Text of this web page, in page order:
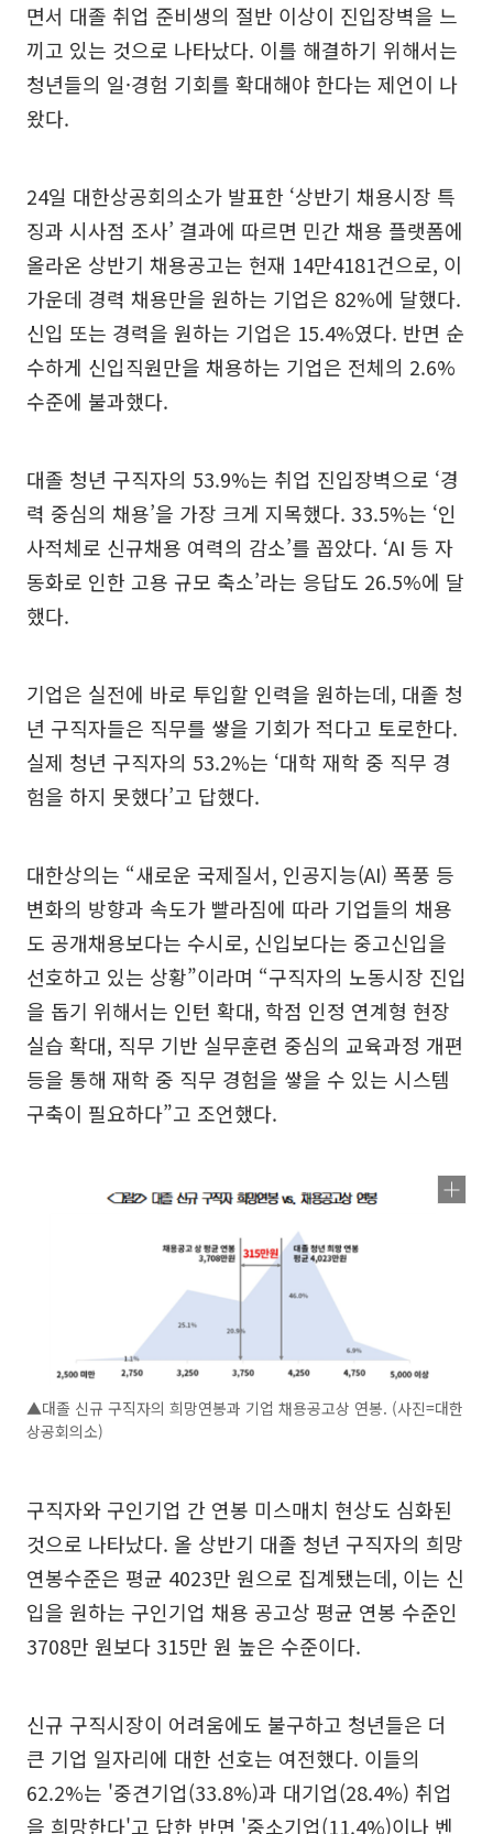
면서 대졸 취업 준비생의 절반 이상이 진입장벽을 느
끼고 있는 것으로 나타났다. 이를 해결하기 위해서는
청년들의 일·경험 기회를 확대해야 한다는 제언이 나
왔다.
24일 대한상공회의소가 발표한 ‘상반기 채용시장 특
징과 시사점 조사’ 결과에 따르면 민간 채용 플랫폼에
올라온 상반기 채용공고는 현재 14만4181건으로, 이
가운데 경력 채용만을 원하는 기업은 82%에 달했다.
신입 또는 경력을 원하는 기업은 15.4%였다. 반면 순
수하게 신입직원만을 채용하는 기업은 전체의 2.6%
수준에 불과했다.
대졸 청년 구직자의 53.9%는 취업 진입장벽으로 ‘경
력 중심의 채용’을 가장 크게 지목했다. 33.5%는 ‘인
사적체로 신규채용 여력의 감소’를 꼽았다. ‘AI 등 자
동화로 인한 고용 규모 축소’라는 응답도 26.5%에 달
했다.
기업은 실전에 바로 투입할 인력을 원하는데, 대졸 청
년 구직자들은 직무를 쌓을 기회가 적다고 토로한다.
실제 청년 구직자의 53.2%는 ‘대학 재학 중 직무 경
험을 하지 못했다’고 답했다.
대한상의는 “새로운 국제질서, 인공지능(AI) 폭풍 등
변화의 방향과 속도가 빨라짐에 따라 기업들의 채용
도 공개채용보다는 수시로, 신입보다는 중고신입을
선호하고 있는 상황”이라며 “구직자의 노동시장 진입
을 돕기 위해서는 인턴 확대, 학점 인정 연계형 현장
실습 확대, 직무 기반 실무훈련 중심의 교육과정 개편
등을 통해 재학 중 직무 경험을 쌓을 수 있는 시스템
구축이 필요하다”고 조언했다.
▲대졸 신규 구직자의 희망연봉과 기업 채용공고상 연봉. (사진=대한
상공회의소)
구직자와 구인기업 간 연봉 미스매치 현상도 심화된
것으로 나타났다. 올 상반기 대졸 청년 구직자의 희망
연봉수준은 평균 4023만 원으로 집계됐는데, 이는 신
입을 원하는 구인기업 채용 공고상 평균 연봉 수준인
3708만 원보다 315만 원 높은 수준이다.
신규 구직시장이 어려움에도 불구하고 청년들은 더
큰 기업 일자리에 대한 선호는 여전했다. 이들의
62.2%는 '중견기업(33.8%)과 대기업(28.4%) 취업
을 희망한다'고 답한 반면 '중소기업(11.4%)이나 벤